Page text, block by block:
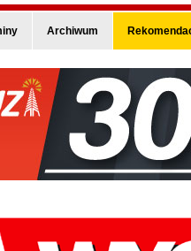
Archiwum